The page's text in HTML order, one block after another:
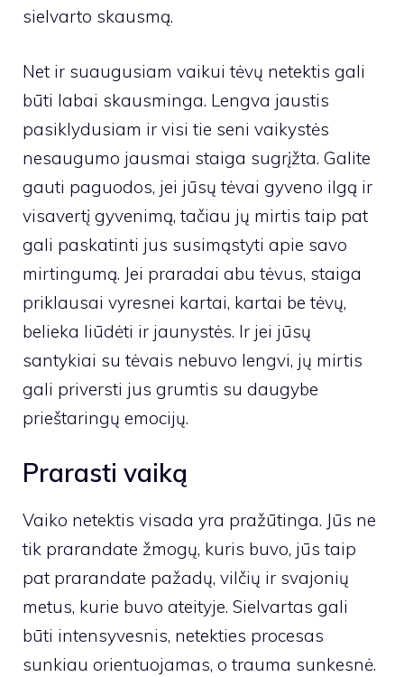
sielvarto skausmą.
Net ir suaugusiam vaikui tėvų netektis gali
būti labai skausminga. Lengva jaustis
pasiklydusiam ir visi tie seni vaikystės
nesaugumo jausmai staiga sugrįžta. Galite
gauti paguodos, jei jūsų tėvai gyveno ilgą ir
visavertį gyvenimą, tačiau jų mirtis taip pat
gali paskatinti jus susimąstyti apie savo
mirtingumą. Jei praradai abu tėvus, staiga
priklausai vyresnei kartai, kartai be tėvų,
belieka liūdėti ir jaunystės. Ir jei jūsų
santykiai su tėvais nebuvo lengvi, jų mirtis
gali priversti jus grumtis su daugybe
prieštaringų emocijų.
Prarasti vaiką
Vaiko netektis visada yra pražūtinga. Jūs ne
tik prarandate žmogų, kuris buvo, jūs taip
pat prarandate pažadų, vilčių ir svajonių
metus, kurie buvo ateityje. Sielvartas gali
būti intensyvesnis, netekties procesas
sunkiau orientuojamas, o trauma sunkesnė.